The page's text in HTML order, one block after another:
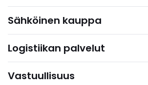
Sähköinen kauppa
Logistiikan palvelut
Vastuullisuus